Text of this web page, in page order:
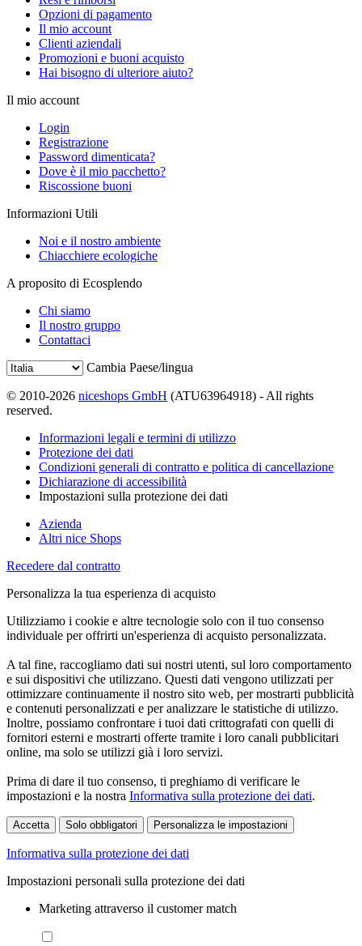
Opzioni di pagamento
Il mio account
Clienti aziendali
Promozioni e buoni acquisto
Hai bisogno di ulteriore aiuto?
Il mio account
Login
Registrazione
Password dimenticata?
Dove è il mio pacchetto?
Riscossione buoni
Informazioni Utili
Noi e il nostro ambiente
Chiacchiere ecologiche
A proposito di Ecosplendo
Chi siamo
Il nostro gruppo
Contattaci
Cambia Paese/lingua
© 2010-2026 niceshops GmbH (ATU63964918) - All rights
reserved.
Informazioni legali e termini di utilizzo
Protezione dei dati
Condizioni generali di contratto e politica di cancellazione
Dichiarazione di accessibilità
Impostazioni sulla protezione dei dati
Azienda
Altri nice Shops
Recedere dal contratto
Personalizza la tua esperienza di acquisto
Utilizziamo i cookie e altre tecnologie solo con il tuo consenso
individuale per offrirti un'esperienza di acquisto personalizzata.
A tal fine, raccogliamo dati sui nostri utenti, sul loro comportamento
e sui dispositivi che utilizzano. Questi dati vengono utilizzati per
ottimizzare continuamente il nostro sito web, per mostrarti pubblicità
e contenuti personalizzati e per analizzare le statistiche di utilizzo.
Inoltre, possiamo confrontare i tuoi dati crittografati con quelli di
fornitori esterni e mostrarti offerte tramite i loro canali pubblicitari
online, ma solo se utilizzi già i loro servizi.
Prima di dare il tuo consenso, ti preghiamo di verificare le
impostazioni e la nostra Informativa sulla protezione dei dati.
Accetta Solo obbligatori Personalizza le impostazioni
Informativa sulla protezione dei dati
Impostazioni personali sulla protezione dei dati
Marketing attraverso il customer match